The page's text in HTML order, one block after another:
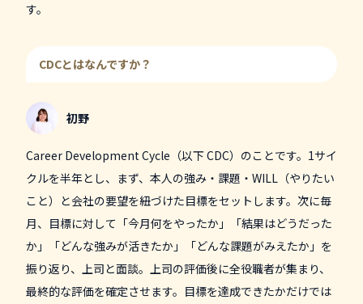
す。
CDCとはなんですか？
初野
Career Development Cycle（以下 CDC）のことです。1サイ
クルを半年とし、まず、本人の強み・課題・WILL（やりたい
こと）と会社の要望を紐づけた目標をセットします。次に毎
月、目標に対して「今月何をやったか」「結果はどうだった
か」「どんな強みが活きたか」「どんな課題がみえたか」を
振り返り、上司と面談。上司の評価後に全役職者が集まり、
最終的な評価を確定させます。目標を達成できたかだけでは